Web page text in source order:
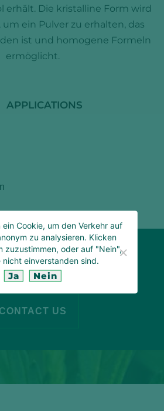
erhält. Die kristalline Form wird
ein Pulver zu erhalten, das
ist und homogene Formeln
ermöglicht.
APPLICATIONS
WHAT YOU NEED
CONTACT US
Cookie, um den Verkehr auf
zu analysieren. Klicken
zuzustimmen, oder auf "Nein",
nicht einverstanden sind.
Ja Nein